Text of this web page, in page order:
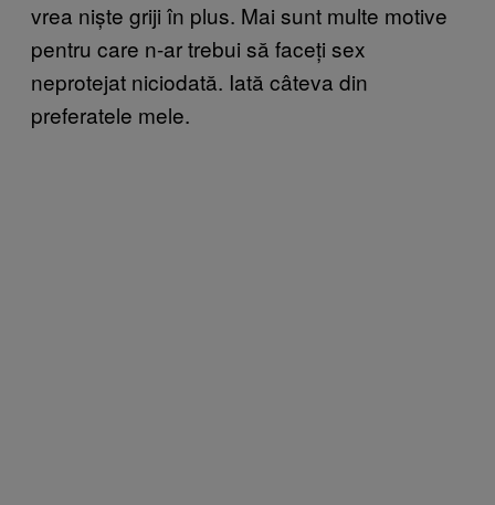
vrea niște griji în plus. Mai sunt multe motive
pentru care n-ar trebui să faceți sex
neprotejat niciodată. Iată câteva din
preferatele mele.